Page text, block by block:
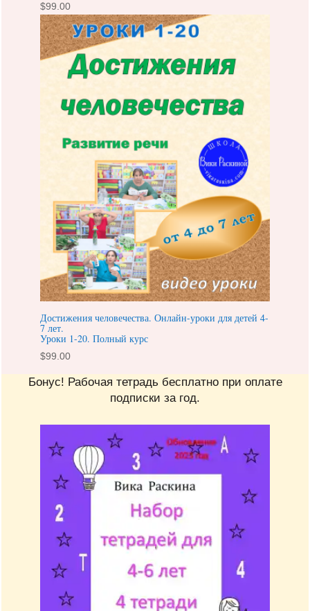
$99.00
Достижения человечества. Онлайн-уроки для детей 4-
7 лет.
Уроки 1-20. Полный курс
$99.00
Бонус! Рабочая тетрадь бесплатно при оплате
подписки за год.